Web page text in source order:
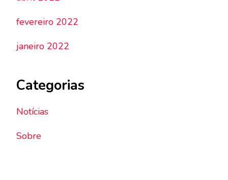
fevereiro 2022
janeiro 2022
Categorias
Notícias
Sobre